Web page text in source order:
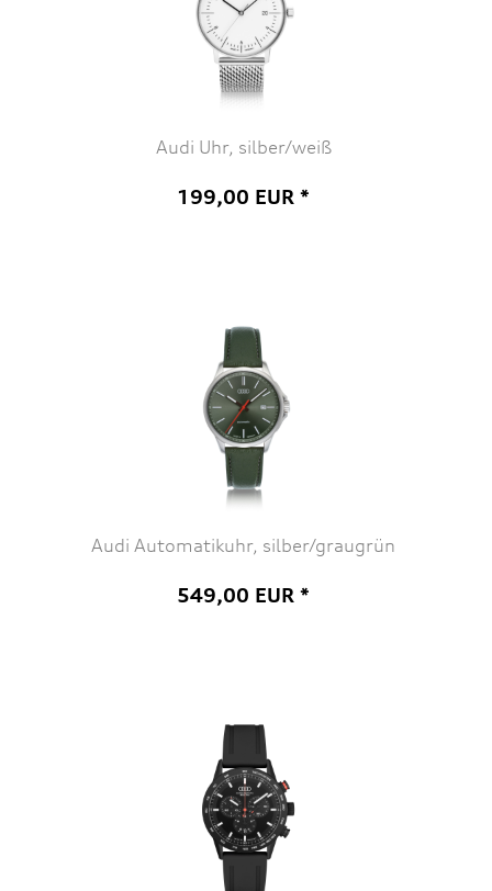
Audi Uhr, silber/weiß
199,00 EUR *
Audi Automatikuhr, silber/graugrün
549,00 EUR *